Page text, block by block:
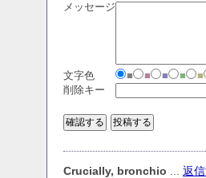
メッセージ
文字色 ■ ■ ■ ■
■
削除キー
Crucially, bronchio 返